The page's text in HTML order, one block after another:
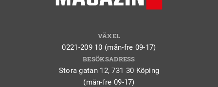
VÄXEL
0221-209 10 (mån-fre 09-17)
BESÖKSADRESS
Stora gatan 12, 731 30 Köping
(mån-fre 09-17)